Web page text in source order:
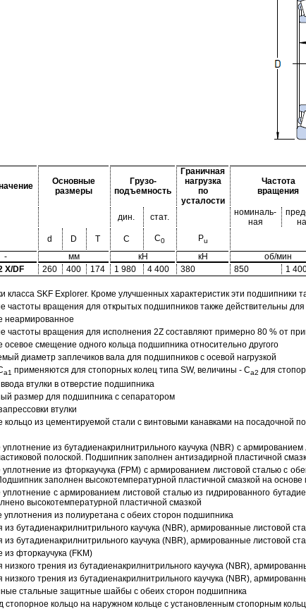
Основные
размеры
Грузо-
подъемность
Граничная
нагрузка
по
усталости
Частота
вращения
дин. стат.
номиналь-
ная
d
D T C C0 Pu
- мм кН кН об/мин
X/DF
260 400 174 1 980 4 400 380 850 1
класса SKF Explorer. Кроме улучшенных характеристик эти
частоты вращения для открытых подшипников также действительны
неармированное
частоты вращения для исполнения 2Z составляют примерно 80 % от
осевое смещение одного кольца подшипника относительно другого
диаметр заплечиков вала для подшипников с осевой нагрузкой
a1 применяются для стопорных колец типа SW, величины - Ca2 для
втулки в отверстие подшипника
размер для подшипника с сепаратором
втулки
кольцо из цементируемой стали с винтовыми канавками на посадочной
уплотнение из бутадиенакрилнитрильного каучука (NBR) с
полоской. Подшипник заполнен антизадирной пластичной
уплотнение из фторкаучука (FPM) с армированием листовой сталью с
заполнен высокотемпературной пластичной смазкой на
уплотнение с армированием листовой сталью из гидрированного
высокотемпературной пластичной смазкой
уплотнения из полиуретана с обеих сторон подшипника
из бутадиенакрилнитрильного каучука (NBR), армированные листовой
из бутадиенакрилнитрильного каучука (NBR), армированные листовой
из фторкаучука (FKM)
низкого трения из бутадиенакрилнитрильного каучука (NBR),
низкого трения из бутадиенакрилнитрильного каучука (NBR),
стальные защитные шайбы с обеих сторон подшипника
стопорное кольцо на наружном кольце с установленным стопорным